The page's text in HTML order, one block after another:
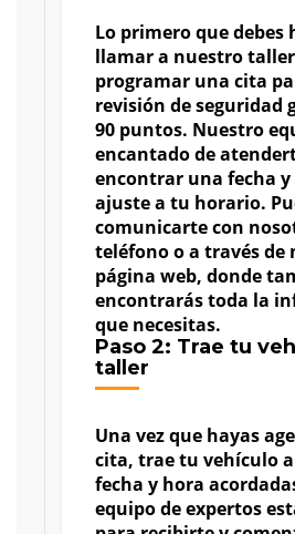
Lo primero que debes
llamar a nuestro
programar una cita
revisión de seguridad
90 puntos. Nuestro
encantado de
encontrar una fecha y
ajuste a tu horario.
comunicarte con
teléfono o a través de
página web, donde
encontrarás toda la
que necesitas.
Paso 2: Trae tu
taller
Una vez que hayas
cita, trae tu vehículo
fecha y hora
equipo de expertos